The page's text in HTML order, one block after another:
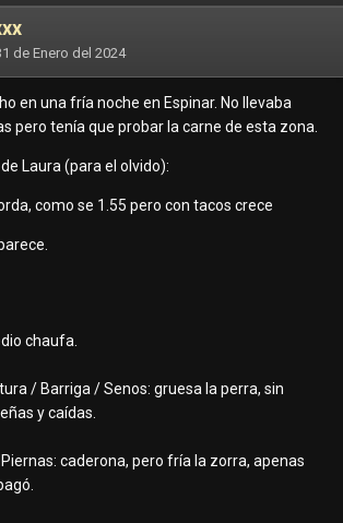
asi q a pasar vi que salia la flaquita y
hice mi cola. Al entrar ella t hace un
se pone en la pose q tu kieras y bueno a
Limpia la flaca. Adicionalmente con
papel etc)
Si la flaca atiende bien.
Sin rebajas asi sea casera.
/ Local: No/No/ Las Sirenas Casa
de Cuarto): 4
/ Privacidad: masomenos/ limpio/
de Enero del 2024
en una fría noche en Espinar. No llevaba
pero tenía que probar la carne de esta zona.
Laura (para el olvido):
como se 1.55 pero con tacos crece
chaufa.
/ Barriga / Senos: gruesa la perra, sin
y caídas.
caderona, pero fría la zorra, apenas